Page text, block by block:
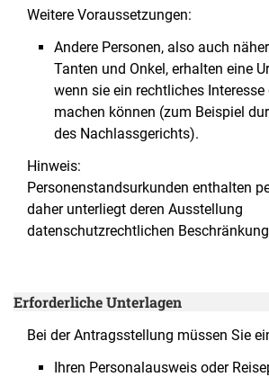
Weitere Voraussetzungen:
Andere Personen, also auch
Tanten und Onkel, erhalten eine
wenn sie ein rechtliches
machen können (zum Beispiel
des Nachlassgerichts).
Hinweis:
Personenstandsurkunden enthalten
daher unterliegt deren Ausstellung
datenschutzrechtlichen
Erforderliche Unterlagen
Bei der Antragsstellung müssen Sie
Ihren Personalausweis oder